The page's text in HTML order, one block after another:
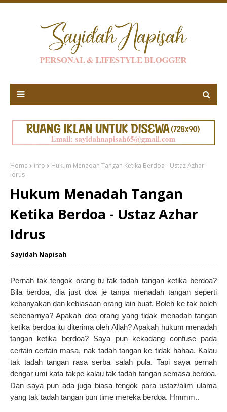
Home info
Hukum Menadah Tangan Ketika Berdoa - Ustaz Azhar
Idrus
Hukum Menadah Tangan
Ketika Berdoa - Ustaz Azhar
Idrus
Sayidah Napisah
Pernah tak tengok orang tu tak tadah tangan ketika berdoa?
Bila berdoa, dia just doa je tanpa menadah tangan seperti
kebanyakan dan kebiasaan orang lain buat. Boleh ke tak boleh
sebenarnya? Apakah doa orang yang tidak menadah tangan
ketika berdoa itu diterima oleh Allah? Apakah hukum menadah
tangan ketika berdoa? Saya pun kekadang confuse pada
certain certain masa, nak tadah tangan ke tidak hahaa. Kalau
tak tadah tangan rasa serba salah pula. Tapi saya pernah
dengar umi kata takpe kalau tak tadah tangan semasa berdoa.
Dan saya pun ada juga biasa tengok para ustaz/alim ulama
yang tak tadah tangan pun time mereka berdoa. Hmmm..